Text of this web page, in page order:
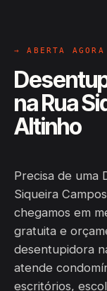
→ ABERTA AGORA
na Rua
Altinho
Precisa de uma
Siqueira
chegamos em
gratuita e
desentupidora
atende
escritórios,